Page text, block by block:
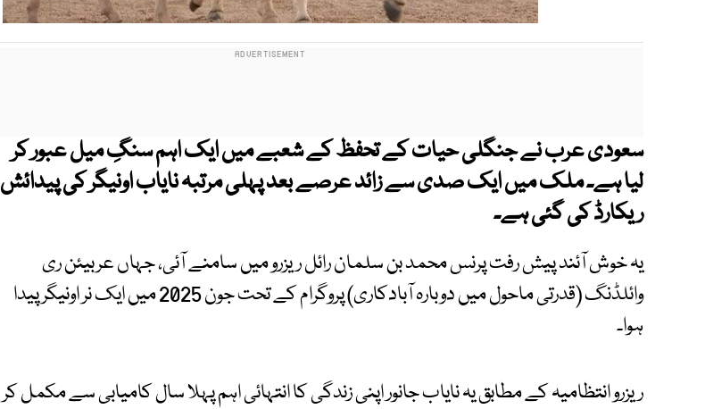
سعودی عرب نے جنگلی حیات کے تحفظ کے شعبے میں ایک اہم سنگِ میل عبور کر
لیا ہے۔ ملک میں ایک صدی سے زائد عرصے بعد پہلی مرتبہ نایاب اونیگرکی پیدائش
ریکارڈ کی گئی ہے۔
یہ خوش آئند پیش رفت پرنس محمد بن سلمان رائل ریزرو میں سامنے آئی، جہاں عربیئن ری
وائلڈنگ (قدرتی ماحول میں دوبارہ آبادکاری) پروگرام کے تحت جون 2025 میں ایک نر اونیگر پیدا
ہوا۔
ریزرو انتظامیہ کے مطابق یہ نایاب جانور اپنی زندگی کا انتہائی اہم پہلا سال کامیابی سے مکمل کر